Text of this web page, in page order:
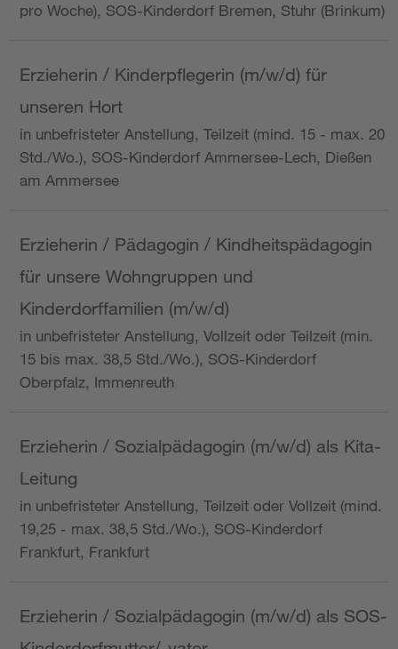
pro Woche), SOS-Kinderdorf Bremen, Stuhr (Brinkum)
Erzieherin / Kinderpflegerin (m/w/d) für
unseren Hort
in unbefristeter Anstellung, Teilzeit (mind. 15 - max. 20
Std./Wo.), SOS-Kinderdorf Ammersee-Lech, Dießen
am Ammersee
Erzieherin / Pädagogin / Kindheitspädagogin
für unsere Wohngruppen und
Kinderdorffamilien (m/w/d)
in unbefristeter Anstellung, Vollzeit oder Teilzeit (min.
15 bis max. 38,5 Std./Wo.), SOS-Kinderdorf
Oberpfalz, Immenreuth
Erzieherin / Sozialpädagogin (m/w/d) als Kita-
Leitung
in unbefristeter Anstellung, Teilzeit oder Vollzeit (mind.
19,25 - max. 38,5 Std./Wo.), SOS-Kinderdorf
Frankfurt, Frankfurt
Erzieherin / Sozialpädagogin (m/w/d) als SOS-